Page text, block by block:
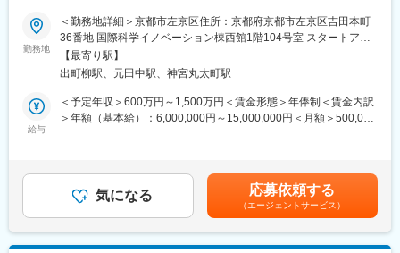
■教育制度について
・入社後はベテラン社員の方が丁寧に指導・フォローを行いま
す。
・英語学習のサポート制度も整っており、業務を通じてスキルを
向上させている社員が多数在籍しています。
設立以来オンキヨー株式会社から技術者が転籍し、音響製品の設
計・開発に強みを持っています。現在はアメリカ親会社と連携
し、PC・スマホ・ゲーミング機器向け音響製品を中心に、IT大手
■業務概要：
同社は、世界初の実用的な中性原子型量子コンピュータの実現を
目指すディープテック・スタートアップです。本ポジションで
は、量子プロセッサを動かすリアルタイム制御システムの中核を
担います。量子物理の実験結果を理解しながら、レーザーや各種
制御機器を統合し、量子ゲート操作を正確に実行するための組み
込みソフトウェアを設計・実装します。要件定義から仕様策定、
■職務詳細：
・量子ゲート操作を制御命令へ変換するソフト設計
勤務地
＜勤務地詳細＞京都市左京区住所：京都府京都市左京区吉田本町
36番地 国際科学イノベーション棟西館1階104号室 スタートアッ
プオフィス2号室受動喫煙対策：敷地内全面禁煙変更の範囲：会社
の定める事業所（リモートワーク含む）
【最寄り駅】
出町柳駅、元田中駅、神宮丸太町駅
給与
＜予定年収＞600万円～1,500万円＜賃金形態＞年俸制＜賃金内訳
＞年額（基本給）：6,000,000円～15,000,000円＜月額＞500,000
気になる 応募依頼する
（エージェントサービス）